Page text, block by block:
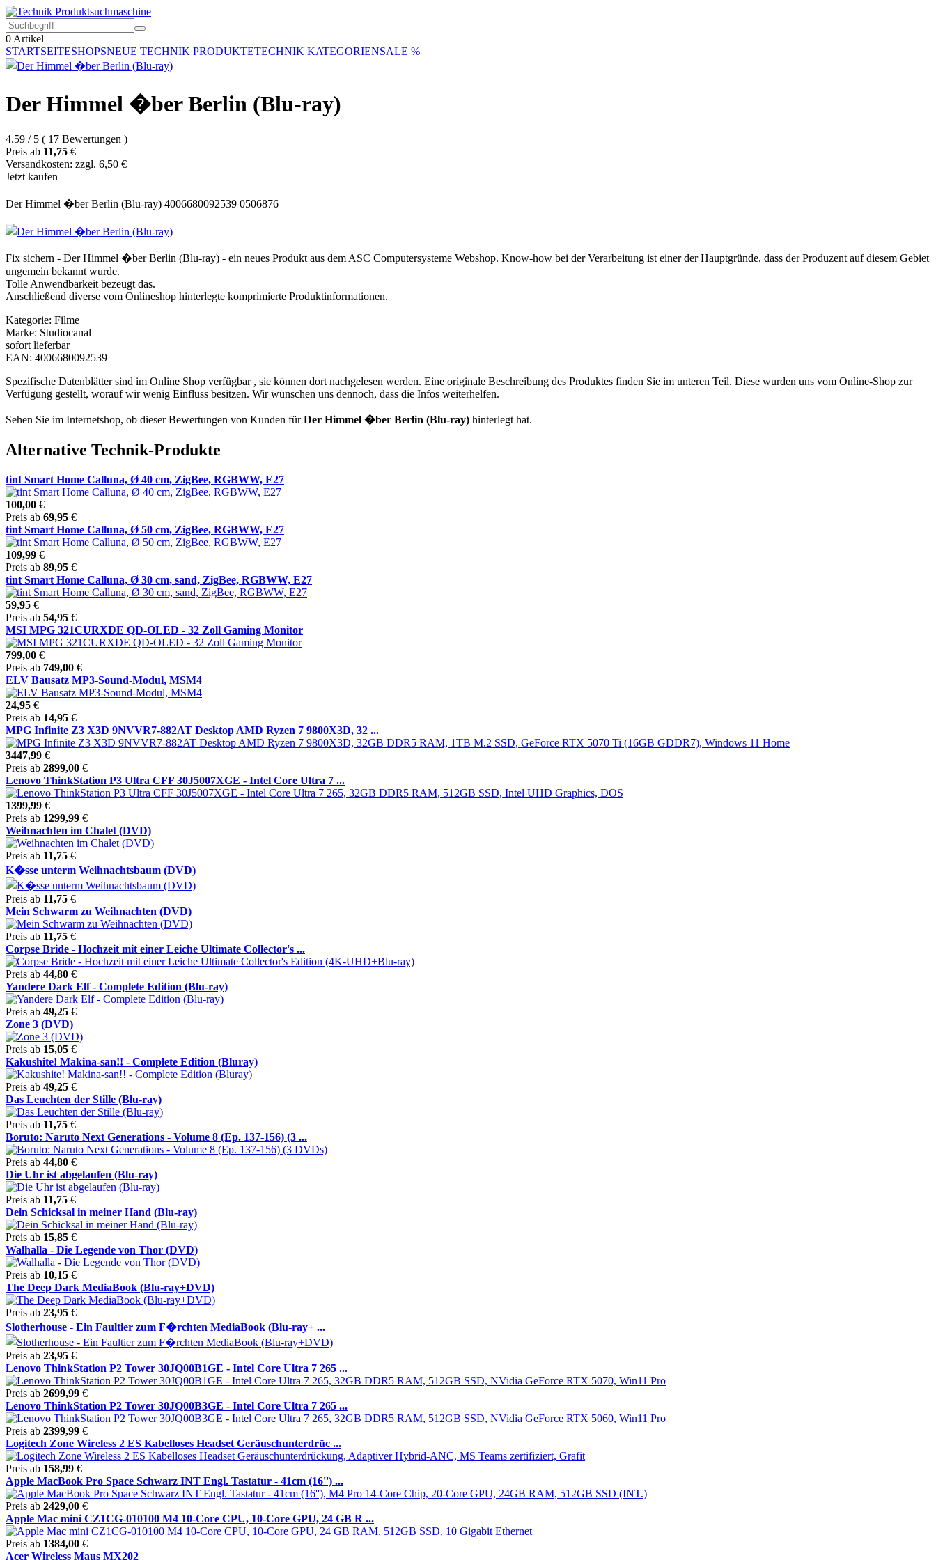
0 Artikel
STARTSEITESHOPSNEUE TECHNIK PRODUKTETECHNIK KATEGORIENSALE %
Der Himmel �ber Berlin (Blu-ray)
4.59 / 5 ( 17 Bewertungen )
Preis ab 11,75 €
Versandkosten: zzgl. 6,50 €
Jetzt kaufen
Der Himmel �ber Berlin (Blu-ray) 4006680092539 0506876
Fix sichern - Der Himmel �ber Berlin (Blu-ray) - ein neues Produkt aus dem ASC Computersysteme Webshop. Know-how bei der Verarbeitung ist einer der Hauptgründe, dass der Produzent auf diesem Gebiet
ungemein bekannt wurde.
Tolle Anwendbarkeit bezeugt das.
Anschließend diverse vom Onlineshop hinterlegte komprimierte Produktinformationen.
Kategorie: Filme
Marke: Studiocanal
sofort lieferbar
EAN: 4006680092539
Spezifische Datenblätter sind im Online Shop verfügbar , sie können dort nachgelesen werden. Eine originale Beschreibung des Produktes finden Sie im unteren Teil. Diese wurden uns vom Online-Shop zur
Verfügung gestellt, worauf wir wenig Einfluss besitzen. Wir wünschen uns dennoch, dass die Infos weiterhelfen.
Sehen Sie im Internetshop, ob dieser Bewertungen von Kunden fürDer Himmel �ber Berlin (Blu-ray) hinterlegt hat.
Alternative Technik-Produkte
tint Smart Home Calluna, Ø 40 cm, ZigBee, RGBWW, E27
100,00 €
Preis ab 69,95 €
tint Smart Home Calluna, Ø 50 cm, ZigBee, RGBWW, E27
109,99 €
Preis ab 89,95 €
tint Smart Home Calluna, Ø 30 cm, sand, ZigBee, RGBWW, E27
59,95 €
Preis ab 54,95 €
MSI MPG 321CURXDE QD-OLED - 32 Zoll Gaming Monitor
799,00 €
Preis ab 749,00 €
ELV Bausatz MP3-Sound-Modul, MSM4
24,95 €
Preis ab 14,95 €
MPG Infinite Z3 X3D 9NVVR7-882AT Desktop AMD Ryzen 7 9800X3D, 32 ...
3447,99 €
Preis ab 2899,00 €
Lenovo ThinkStation P3 Ultra CFF 30J5007XGE - Intel Core Ultra 7 ...
1399,99 €
Preis ab 1299,99 €
Weihnachten im Chalet (DVD)
Preis ab 11,75 €
K�sse unterm Weihnachtsbaum (DVD)
Preis ab 11,75 €
Mein Schwarm zu Weihnachten (DVD)
Preis ab 11,75 €
Corpse Bride - Hochzeit mit einer Leiche Ultimate Collector's ...
Preis ab 44,80 €
Yandere Dark Elf - Complete Edition (Blu-ray)
Preis ab 49,25 €
Zone 3 (DVD)
Preis ab 15,05 €
Kakushite! Makina-san!! - Complete Edition (Bluray)
Preis ab 49,25 €
Das Leuchten der Stille (Blu-ray)
Preis ab 11,75 €
Boruto: Naruto Next Generations - Volume 8 (Ep. 137-156) (3 ...
Preis ab 44,80 €
Die Uhr ist abgelaufen (Blu-ray)
Preis ab 11,75 €
Dein Schicksal in meiner Hand (Blu-ray)
Preis ab 15,85 €
Walhalla - Die Legende von Thor (DVD)
Preis ab 10,15 €
The Deep Dark MediaBook (Blu-ray+DVD)
Preis ab 23,95 €
Slotherhouse - Ein Faultier zum F�rchten MediaBook (Blu-ray+ ...
Preis ab 23,95 €
Lenovo ThinkStation P2 Tower 30JQ00B1GE - Intel Core Ultra 7 265 ...
Preis ab 2699,99 €
Lenovo ThinkStation P2 Tower 30JQ00B3GE - Intel Core Ultra 7 265 ...
Preis ab 2399,99 €
Logitech Zone Wireless 2 ES Kabelloses Headset Geräuschunterdrüc ...
Preis ab 158,99 €
Apple MacBook Pro Space Schwarz INT Engl. Tastatur - 41cm (16'') ...
Preis ab 2429,00 €
Apple Mac mini CZ1CG-010100 M4 10-Core CPU, 10-Core GPU, 24 GB R ...
Preis ab 1384,00 €
Acer Wireless Maus MX202